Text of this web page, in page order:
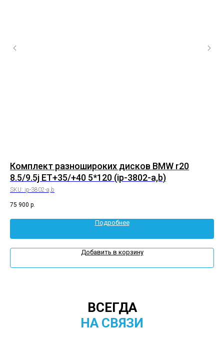
Комплект разношироких дисков BMW r20
8.5/9.5j ET+35/+40 5*120 (ip-3802-a,b)
SKU: ip-3802-a,b
75 900 р.
Подробнее
Добавить в корзину
ВСЕГДА
НА СВЯЗИ